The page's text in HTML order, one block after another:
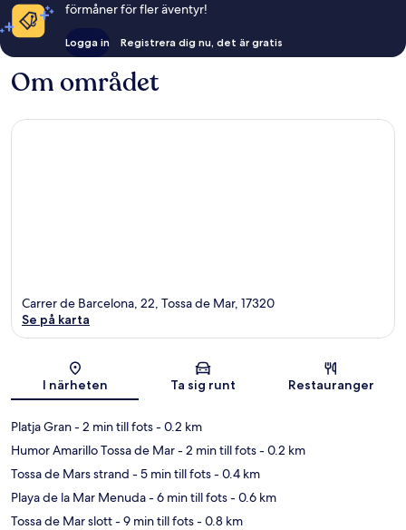
förmåner för fler äventyr!
Logga in Registrera dig nu, det är gratis
Om området
Karta
Carrer de Barcelona, 22, Tossa de Mar, 17320
Se på karta
I närheten Ta sig runt Restauranger
Platja Gran- 2 min till fots- 0.2 km
Humor Amarillo Tossa de Mar- 2 min till fots- 0.2 km
Tossa de Mars strand - 5 min till fots- 0.4 km
Playa de la Mar Menuda- 6 min till fots- 0.6 km
Tossa de Mar slott- 9 min till fots- 0.8 km